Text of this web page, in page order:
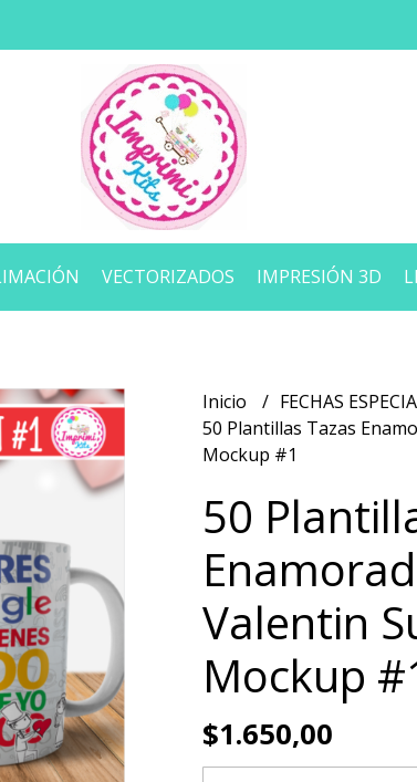
VECTORIZADOS IMPRESIÓN 3D
Inicio FECHAS
50 Plantillas Tazas
Mockup #1
50
Valentin
Mockup
$1.650,00